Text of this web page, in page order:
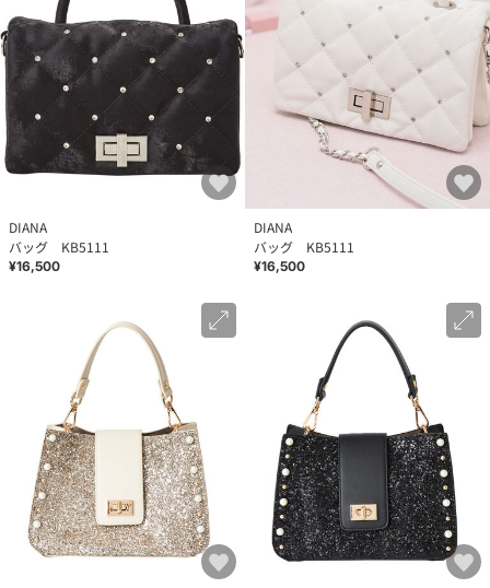
DIANA
バッグ KB5111
¥16,500
DIANA
バッグ KB5111
¥16,500